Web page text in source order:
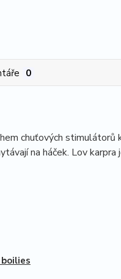
0
chuťových
na háček. Lov karpra